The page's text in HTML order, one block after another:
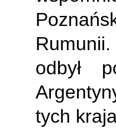
odbył
tych